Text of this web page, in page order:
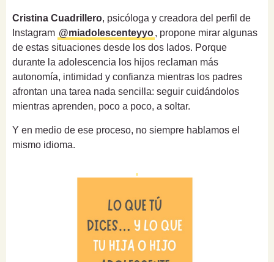
Cristina Cuadrillero, psicóloga y creadora del perfil de
Instagram @miadolescenteyyo, propone mirar algunas
de estas situaciones desde los dos lados. Porque
durante la adolescencia los hijos reclaman más
autonomía, intimidad y confianza mientras los padres
afrontan una tarea nada sencilla: seguir cuidándolos
mientras aprenden, poco a poco, a soltar.
Y en medio de ese proceso, no siempre hablamos el
mismo idioma.